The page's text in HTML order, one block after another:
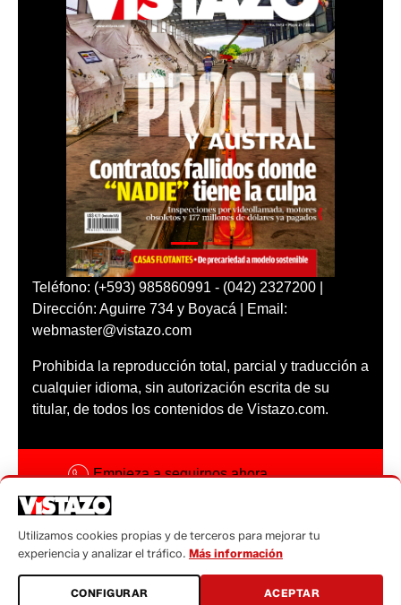
Teléfono: (+593) 985860991 - (042) 2327200 |
Dirección: Aguirre 734 y Boyacá | Email:
webmaster@vistazo.com
Prohibida la reproducción total, parcial y traducción a
cualquier idioma, sin autorización escrita de su
titular, de todos los contenidos de Vistazo.com.
Empieza a seguirnos ahora
Código ética
Sugerencias a:
sugerencias@vistazo.com
Utilizamos cookies propias y de terceros para mejorar tu
experiencia y analizar el tráfico. Más información
CONFIGURAR ACEPTAR